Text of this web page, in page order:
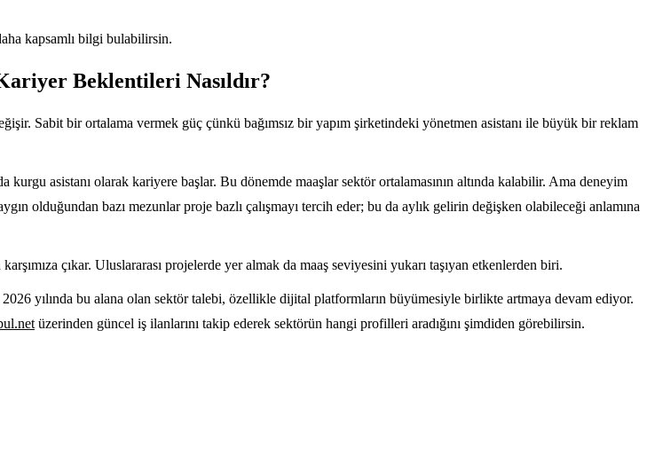
kapsamlı bilgi bulabilirsin.
Beklentileri Nasıldır?
Sabit bir ortalama vermek güç çünkü bağımsız bir yapım şirketindeki yönetmen asistanı ile büyük bir reklam
asistanı olarak kariyere başlar. Bu dönemde maaşlar sektör ortalamasının altında kalabilir. Ama deneyim
olduğundan bazı mezunlar proje bazlı çalışmayı tercih eder; bu da aylık gelirin değişken olabileceği anlamına
çıkar. Uluslararası projelerde yer almak da maaş seviyesini yukarı taşıyan etkenlerden biri.
yılında bu alana olan sektör talebi, özellikle dijital platformların büyümesiyle birlikte artmaya devam ediyor.
üzerinden güncel iş ilanlarını takip ederek sektörün hangi profilleri aradığını şimdiden görebilirsin.